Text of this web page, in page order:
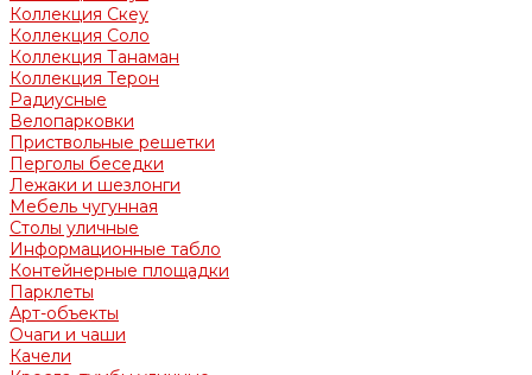
Коллекция Скеу
Коллекция Соло
Коллекция Танаман
Коллекция Терон
Радиусные
Велопарковки
Приствольные решетки
Перголы беседки
Лежаки и шезлонги
Мебель чугунная
Столы уличные
Информационные табло
Контейнерные площадки
Парклеты
Арт-объекты
Очаги и чаши
Качели